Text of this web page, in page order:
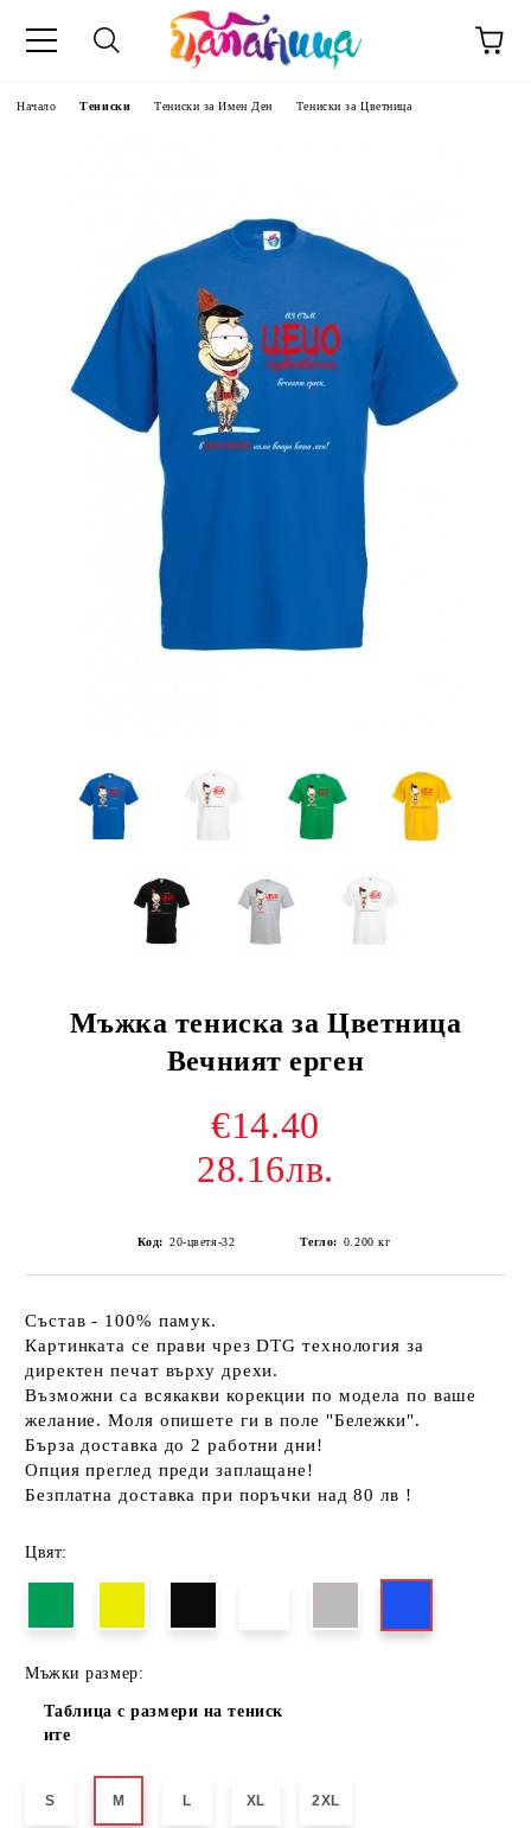
Начало Тениски Тениски за Имен Ден Тениски за Цветница
Мъжка тениска за Цветница
Вечният ерген
€14.40
28.16лв.
Код: 20-цветя-32 Тегло: 0.200 кг
Състав - 100% памук.
Картинката се прави чрез DTG технология за
директен печат върху дрехи.
Възможни са всякакви корекции по модела по ваше
желание. Моля опишете ги в поле "Бележки".
Бърза доставка до 2 работни дни!
Опция преглед преди заплащане!
Безплатна доставка при поръчки над 80 лв !
Цвят:
Мъжки размер:
Таблица с размери на тениск
ите
S M L XL 2XL